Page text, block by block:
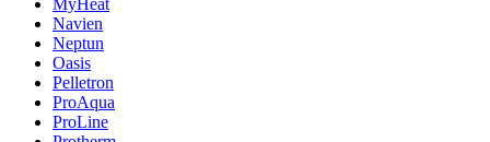
MyHeat
Navien
Neptun
Oasis
Pelletron
ProAqua
ProLine